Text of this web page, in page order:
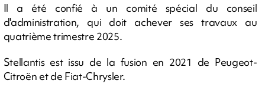
Il a été confié à un comité spécial du conseil
d'administration, qui doit achever ses travaux au
quatrième trimestre 2025.
Stellantis est issu de la fusion en 2021 de Peugeot-
Citroën et de Fiat-Chrysler.